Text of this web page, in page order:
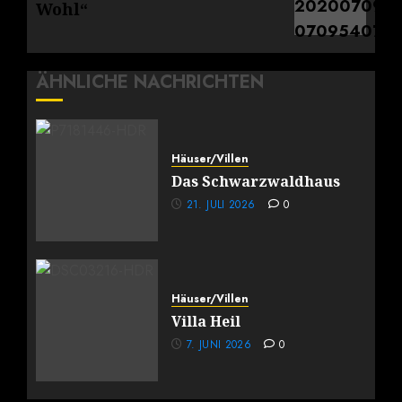
Wohl“
ÄHNLICHE NACHRICHTEN
Häuser/Villen
Das Schwarzwaldhaus
21. JULI 2026 0
Häuser/Villen
Villa Heil
7. JUNI 2026 0